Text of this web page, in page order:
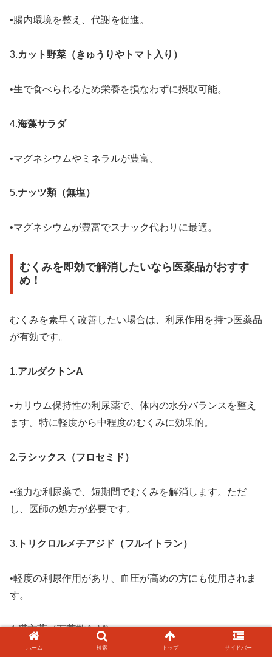
•腸内環境を整え、代謝を促進。
3.カット野菜（きゅうりやトマト入り）
•生で食べられるため栄養を損なわずに摂取可能。
4.海藻サラダ
•マグネシウムやミネラルが豊富。
5.ナッツ類（無塩）
•マグネシウムが豊富でスナック代わりに最適。
むくみを即効で解消したいなら医薬品がおすす
め！
むくみを素早く改善したい場合は、利尿作用を持つ医薬品
が有効です。
1.アルダクトンA
•カリウム保持性の利尿薬で、体内の水分バランスを整え
ます。特に軽度から中程度のむくみに効果的。
2.ラシックス（フロセミド）
•強力な利尿薬で、短期間でむくみを解消します。ただ
し、医師の処方が必要です。
3. トリクロルメチアジド（フルイトラン）
•軽度の利尿作用があり、血圧が高めの方にも使用されま
す。
4.漢方薬（五苓散など）
ホーム 検索 トップ サイドバー